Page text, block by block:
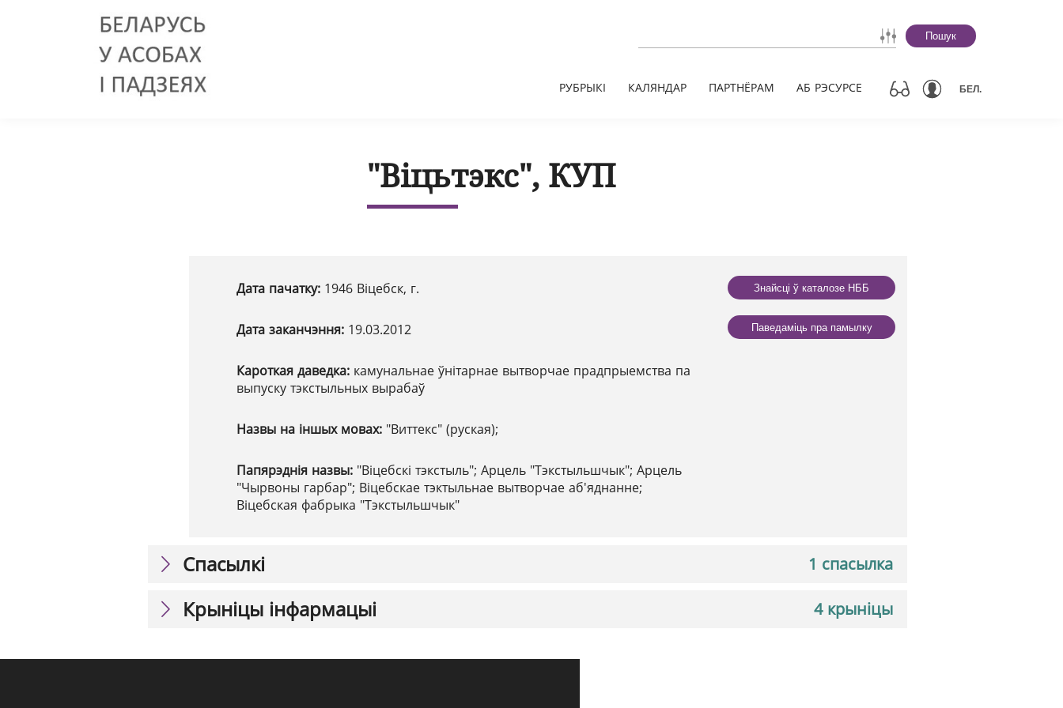
Пошук
РУБРЫКІ КАЛЯНДАР ПАРТНЁРАМ АБ РЭСУРСЕ БЕЛ.
"Віцьтэкс", КУП
Дата пачатку: 1946 Віцебск, г.
Дата заканчэння: 19.03.2012
Кароткая даведка: камунальнае ўнітарнае вытворчае прадпрыемства па
выпуску тэкстыльных вырабаў
Назвы на іншых мовах: "Виттекс" (руская);
Папярэднія назвы: "Віцебскі тэкстыль"; Арцель "Тэкстыльшчык"; Арцель
"Чырвоны гарбар"; Віцебскае тэктыльнае вытворчае аб'яднанне;
Віцебская фабрыка "Тэкстыльшчык"
Знайсці ў каталозе НББ
Паведаміць пра памылку
1 спасылка
Спасылкі
4 крыніцы
Крыніцы інфармацыі